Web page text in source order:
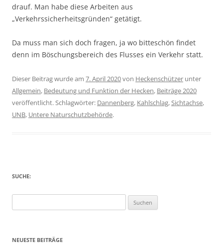
drauf. Man habe diese Arbeiten aus
„Verkehrssicherheitsgründen“ getätigt.
Da muss man sich doch fragen, ja wo bitteschön findet
denn im Böschungsbereich des Flusses ein Verkehr statt.
Dieser Beitrag wurde am 7. April 2020von Heckenschützer unter
Allgemein, Bedeutung und Funktion der Hecken, Beiträge 2020
veröffentlicht. Schlagwörter: Dannenberg, Kahlschlag,Sichtachse,
UNB, Untere Naturschutzbehörde.
SUCHE:
nach:
NEUESTE BEITRÄGE